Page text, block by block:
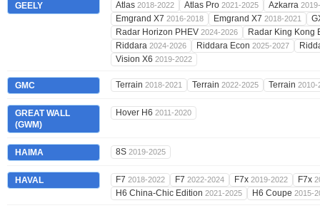
GEELY Atlas 2018-2022 Atlas Pro 2021-2025 Azkarra
Emgrand X7 2016-2018 Emgrand X7 2018-2021
Radar Horizon PHEV 2024-2026
Radar King Kong
Riddara 2024-2026 Riddara Econ 2025-2027
Vision X6 2019-2022
GMC Terrain 2018-2021 Terrain 2022-2025 Terrain 2010-
GREAT WALL
(GWM)
Hover H6 2011-2020
HAIMA 8S 2019-2025
HAVAL F7 2018-2022 F7 2022-2024 F7x 2019-2022 F7x
H6 China-Chic Edition 2021-2025 H6 Coupe 2015-